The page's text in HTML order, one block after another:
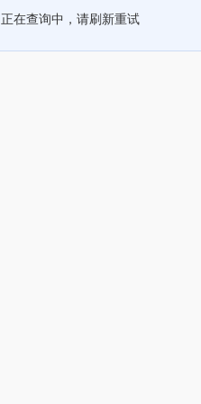
正在查询中，请刷新重试